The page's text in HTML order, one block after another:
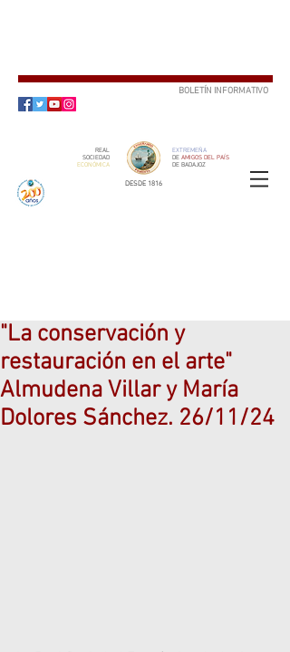
BOLETÍN INFORMATIVO
REAL
SOCIEDAD
ECONÓMICA
EXTREMEÑA
DE AMIGOS DEL PAÍS
DE BADAJOZ
DESDE 1816
"La conservación y
restauración en el arte"
Almudena Villar y María
Dolores Sánchez. 26/11/24